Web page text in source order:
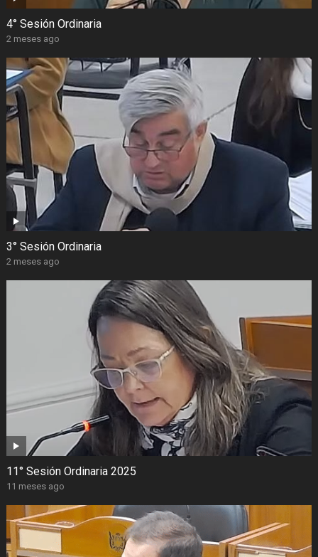
4° Sesión Ordinaria
2 meses ago
3° Sesión Ordinaria
2 meses ago
11° Sesión Ordinaria 2025
11 meses ago